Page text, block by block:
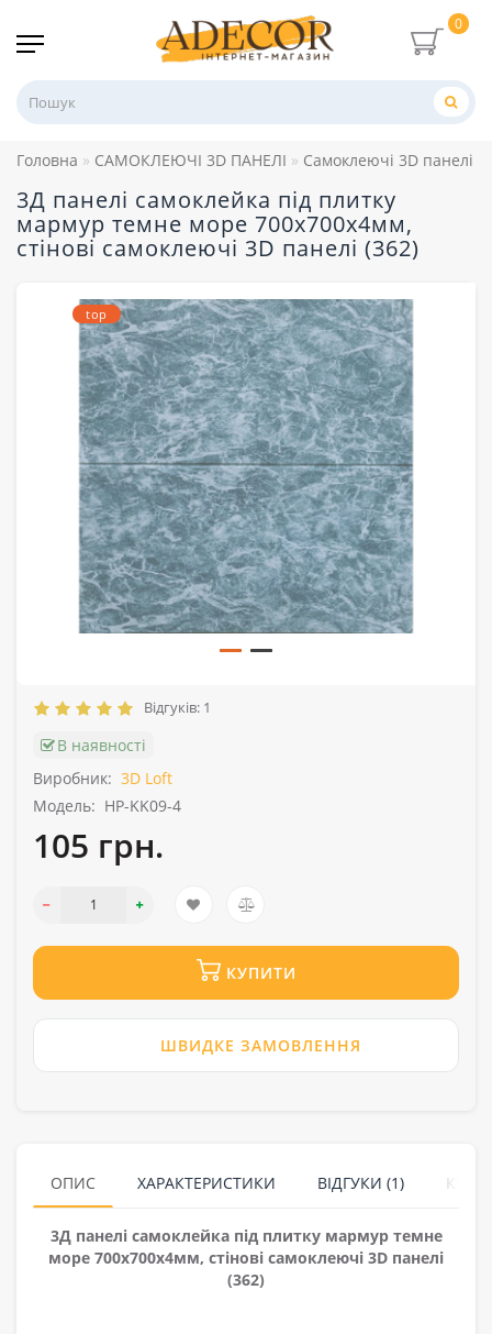
0
Головна САМОКЛЕЮЧІ 3D ПАНЕЛІ Самоклеючі 3D панелі
3Д панелі самоклейка під плитку
мармур темне море 700x700x4мм,
стінові самоклеючі 3D панелі (362)
top
Відгуків: 1
В наявності
Виробник: 3D Loft
Модель: HP-KK09-4
105 грн.
КУПИТИ
ШВИДКЕ ЗАМОВЛЕННЯ
ОПИС ХАРАКТЕРИСТИКИ ВІДГУКИ (1)
3Д панелі самоклейка під плитку мармур темне
море 700x700x4мм, стінові самоклеючі 3D панелі
(362)